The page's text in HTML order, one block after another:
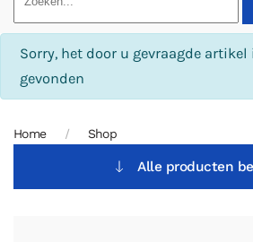
info
Sorry, het door u gevraagde
gevonden
Home Shop
Alle producten